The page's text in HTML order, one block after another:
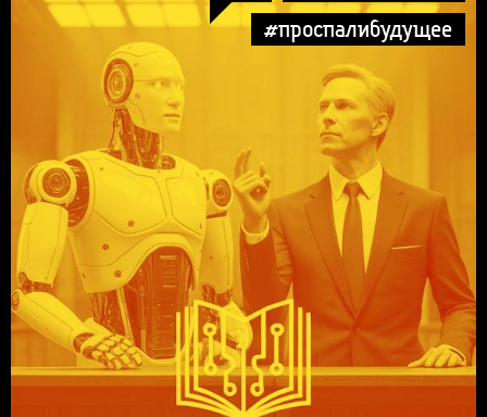
#проспалибудущее